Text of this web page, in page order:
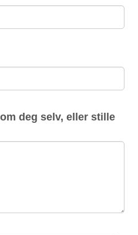
deg selv, eller stille